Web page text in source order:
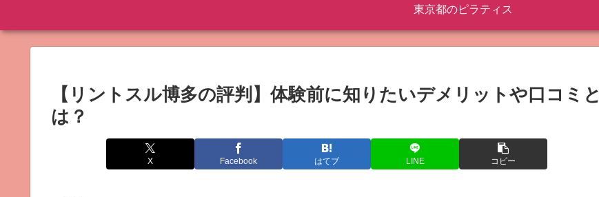
東京都のピラティス
【リントスル博多の評判】体験前に知りたいデメリットや口コミと
は？
X Facebook はてブ LINE コピー